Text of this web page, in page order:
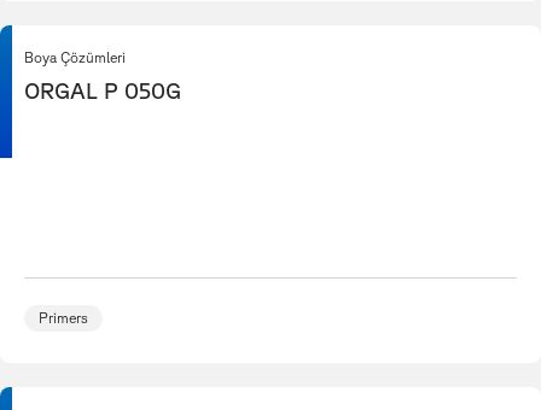
Boya Çözümleri
ORGAL P 050G
Primers